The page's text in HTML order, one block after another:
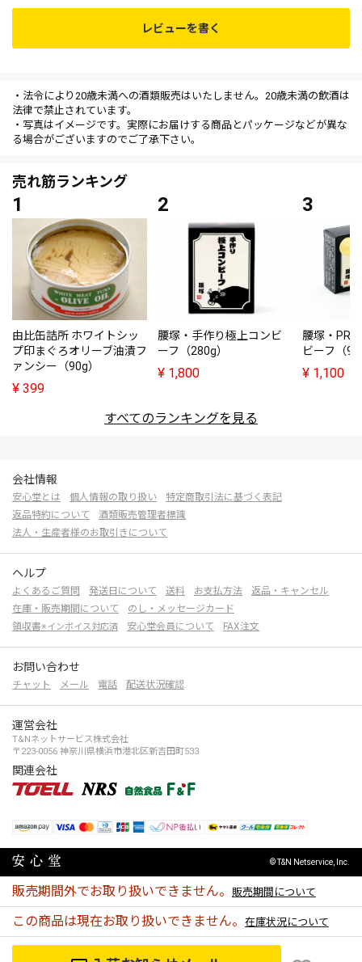
販売期間外でお取り扱いできません。 販売期間について
この商品は現在お取り扱いできません。 在庫状況について
レビューを書く
・法令により20歳未満への酒類販売はいたしません。20歳未満の飲酒は
法律で禁止されています。
・写真はイメージです。実際にお届けする商品とパッケージなどが異な
る場合がございますのでご了承下さい。
売れ筋ランキング
由比缶詰所 ホワイトシッ
プ印まぐろオリーブ油漬フ
ァンシー（90g）
¥ 399
腰塚・手作り極上コンビ
ーフ（280g）
¥ 1,800
腰塚・
ビーフ（
¥ 1,100
すべてのランキングを見る
会社情報
安心堂とは 個人情報の取り扱い
特定商取引法に基づく表記
返品特約について
酒類販売管理者標識
法人・生産者様のお取引きについて
ヘルプ
よくあるご質問 発送日について 送料 お支払方法
返品・キャンセル
在庫・販売期間について
のし・メッセージカード
領収書※インボイス対応済 安心堂会員について FAX注文
お問い合わせ
チャット メール 電話 配送状況確認
運営会社
T&Nネットサービス株式会社
〒223-0056 神奈川県横浜市港北区新吉田町533
関連会社
© T&N Netservice, Inc.